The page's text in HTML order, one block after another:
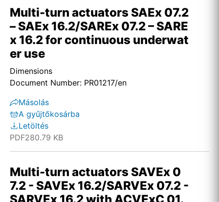
Multi-turn actuators SAEx 07.2
– SAEx 16.2/SAREx 07.2 – SARE
x 16.2 for continuous underwat
er use
Dimensions
Document Number: PR01217/en
Másolás
A gyűjtőkosárba
Letöltés
PDF280.79 KB
Multi-turn actuators SAVEx 0
7.2 - SAVEx 16.2/SARVEx 07.2 -